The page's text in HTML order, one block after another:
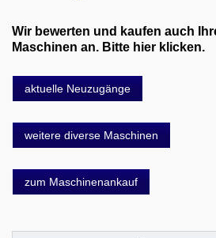
Wir bewerten und kaufen auch
Maschinen an. Bitte hier klicken.
aktuelle Neuzugänge
weitere diverse Maschinen
zum Maschinenankauf